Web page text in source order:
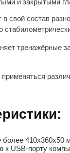
свой состав
тренажёрные
применяться
410х360х50
USB-порту